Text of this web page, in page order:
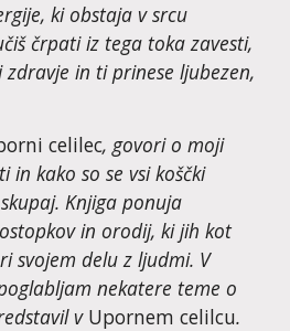
ki obstaja v srcu
črpati iz tega toka zavesti,
in ti prinese ljubezen,
celilec, govori o moji
in kako so se vsi koščki
Knjiga ponuja
in orodij, ki jih kot
svojem delu z ljudmi. V
nekatere teme o
v Upornem celilcu.